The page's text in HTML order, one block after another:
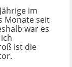
im
Monate seit
war es
ist die